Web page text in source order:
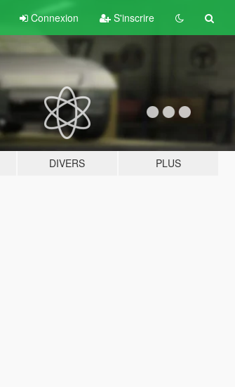
Connexion S'inscrire
DIVERS PLUS